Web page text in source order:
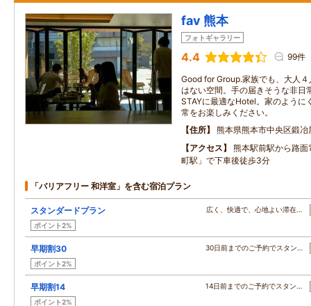
fav 熊本
フォトギャラリー
4.4 99件
Good for Group.家族でも、大人
はない空間。手の届きそうな非日
STAYに最適なHotel。家のように
常をお楽しみください。
住所
熊本県熊本市中央区鍛冶
アクセス
熊本駅前駅から路
町駅」で下車後徒歩3分
「バリアフリー 和洋室」を含む宿泊プラン
スタンダードプラン
ポイント2%
広く、快適で、心地よい滞在…
早期割30
ポイント2%
30日前までのご予約でスタン…
早期割14
ポイント2%
14日前までのご予約でスタン…